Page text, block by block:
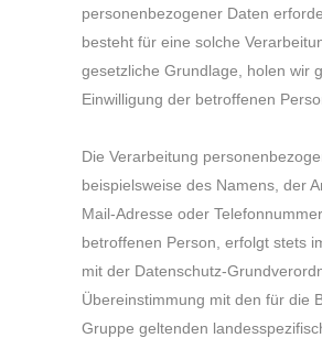
personenbezogener Daten
besteht für eine solche
gesetzliche Grundlage, holen wir
Einwilligung der betroffenen
Die Verarbeitung
beispielsweise des Namens, der
Mail-Adresse oder
betroffenen Person, erfolgt stets
mit der Datenschutz-
Übereinstimmung mit den für die
Gruppe geltenden